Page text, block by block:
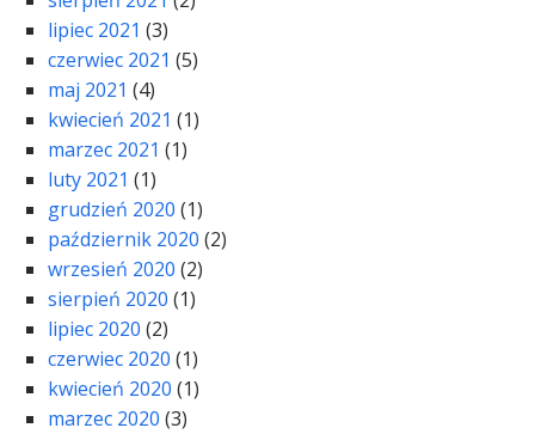
lipiec 2021 (3)
czerwiec 2021 (5)
maj 2021 (4)
kwiecień 2021 (1)
marzec 2021 (1)
luty 2021 (1)
grudzień 2020 (1)
październik 2020 (2)
wrzesień 2020 (2)
sierpień 2020 (1)
lipiec 2020 (2)
czerwiec 2020 (1)
kwiecień 2020 (1)
marzec 2020 (3)